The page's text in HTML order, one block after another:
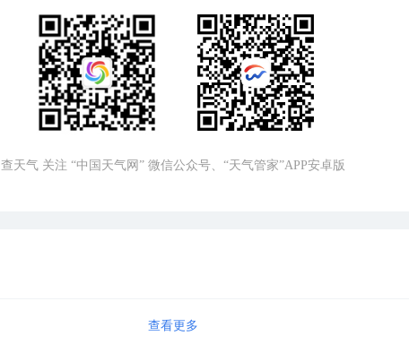
查天气 关注 “中国天气网” 微信公众号、“天气管家”APP安卓版
查看更多